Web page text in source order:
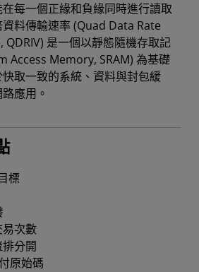
每一個正緣和負緣同時進行讀取
料傳輸速率 (Quad Data Rate
是一個以靜態隨機存取記
Access Memory, SRAM) 為基礎
取一致的系統、資料與封包緩
應用。
標
次數
分開
原始碼